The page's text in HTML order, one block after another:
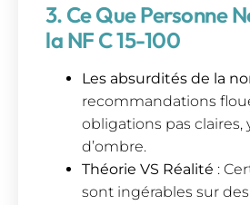
3. Ce Que Personne
la NF C 15-100
Les absurdités de la
recommandations
obligations pas claires,
d’ombre.
Théorie VS Réalité :
sont ingérables sur